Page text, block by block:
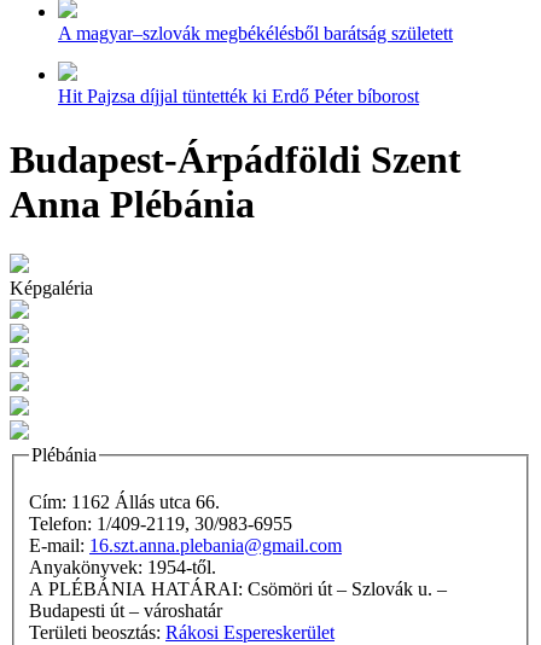
A magyar–szlovák megbékélésből barátság született
Hit Pajzsa díjjal tüntették ki Erdő Péter bíborost
Budapest-Árpádföldi Szent
Anna Plébánia
Képgaléria
Plébánia
Cím: 1162 Állás utca 66.
Telefon: 1/409-2119, 30/983-6955
E-mail: 16.szt.anna.plebania@gmail.com
Anyakönyvek: 1954-től.
A PLÉBÁNIA HATÁRAI: Csömöri út – Szlovák u. –
Budapesti út – városhatár
Területi beosztás: Rákosi Espereskerület